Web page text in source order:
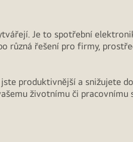
Je to spotřební
různá řešení pro firmy,
produktivnější a snižujete
životnímu či